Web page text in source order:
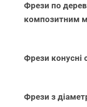
Фрези по
композитним
Фрези конусні
Фрези з